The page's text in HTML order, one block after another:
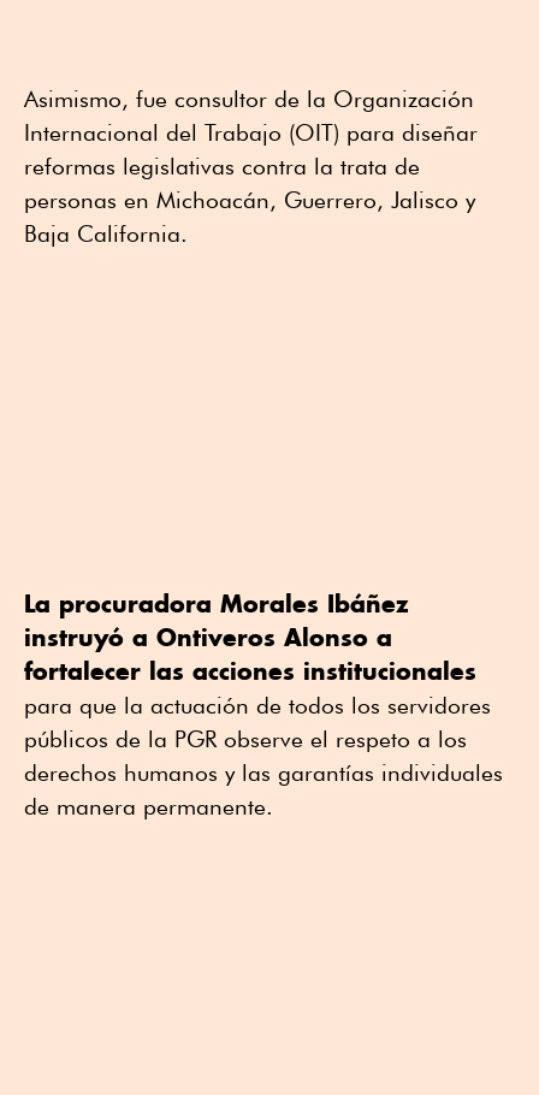
Asimismo, fue consultor de la Organización
Internacional del Trabajo (OIT) para diseñar
reformas legislativas contra la trata de
personas en Michoacán, Guerrero, Jalisco y
Baja California.
La procuradora Morales Ibáñez
instruyó a Ontiveros Alonso a
fortalecer las acciones institucionales
para que la actuación de todos los servidores
públicos de la PGR observe el respeto a los
derechos humanos y las garantías individuales
de manera permanente.